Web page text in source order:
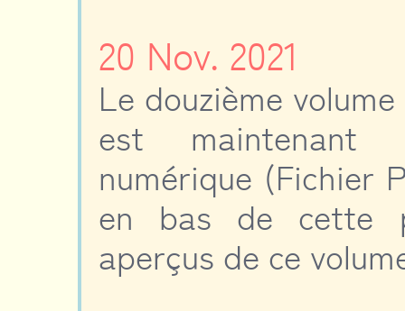
20 Nov. 2021
Le douzième
est maintenant
numérique (Fichier
en bas de cette
aperçus de ce